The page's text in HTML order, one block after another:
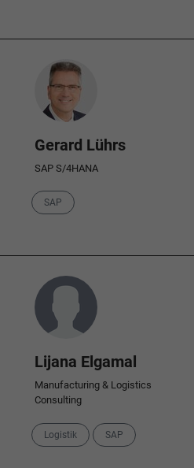
Author
Gerard Lührs
SAP S/4HANA
Category
SAP
Author
Lijana Elgamal
Manufacturing & Logistics
Consulting
Categories
Logistik SAP